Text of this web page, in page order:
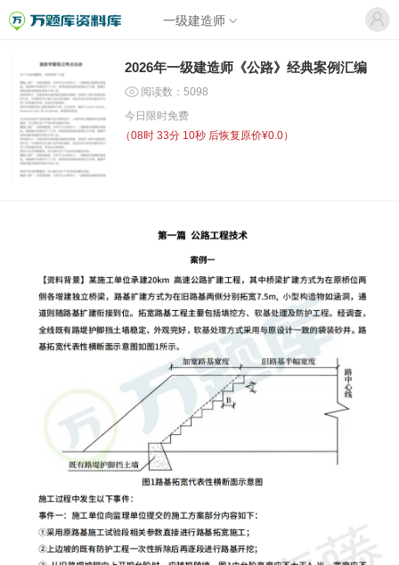
一级建造师
2026年一级建造师《公路》经典案例汇编
阅读数：5098
今日限时免费
（08时 33分 09秒 后恢复原价¥0.0）